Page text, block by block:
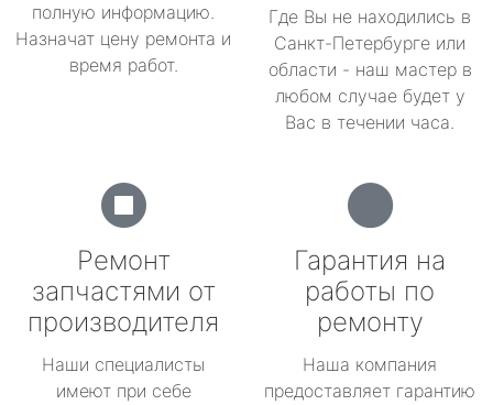
полную информацию.
Назначат цену ремонта и
время работ.
Где Вы не находились в
Санкт-Петербурге или
области - наш мастер в
любом случае будет у
Вас в течении часа.
Ремонт
запчастями от
производителя
Наши специалисты
имеют при себе
Гарантия на
работы по
ремонту
Наша компания
предоставляет гарантию